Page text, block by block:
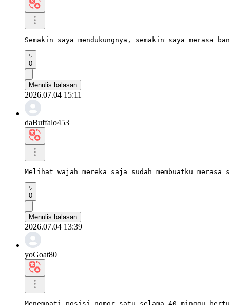
Semakin saya mendukungnya, semakin saya merasa
0
Menulis balasan
2026.07.04 15:11
daBuffalo453
Melihat wajah mereka saja sudah membuatku
0
Menulis balasan
2026.07.04 13:39
yoGoat80